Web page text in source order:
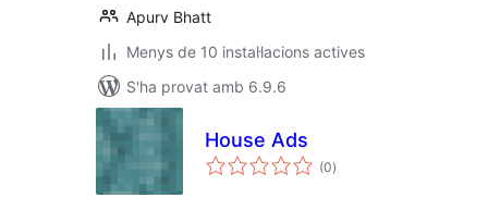
Apurv Bhatt
Menys de 10 instal·lacions actives
S'ha provat amb 6.9.6
House Ads
(0puntuacions
totals
)